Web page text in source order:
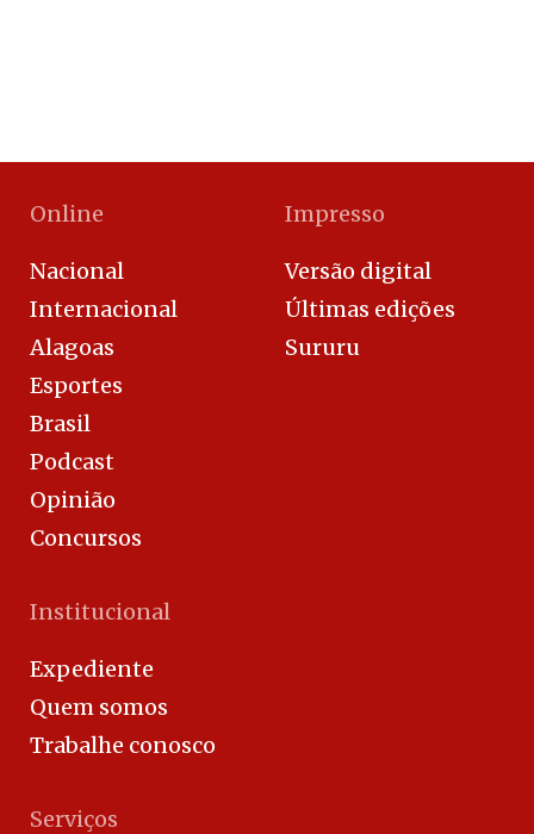
Online
Nacional
Internacional
Alagoas
Esportes
Brasil
Podcast
Opinião
Concursos
Impresso
Versão digital
Últimas edições
Sururu
Institucional
Expediente
Quem somos
Trabalhe conosco
Serviços